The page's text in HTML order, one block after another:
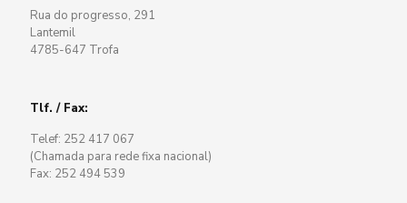
Rua do progresso, 291
Lantemil
4785-647 Trofa
Tlf. / Fax:
Telef: 252 417 067
(Chamada para rede fixa nacional)
Fax: 252 494 539